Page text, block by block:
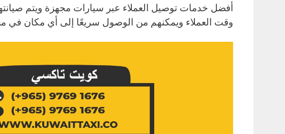
أفضل خدمات توصيل العملاء عبر سيارات مجهزة ويتم
وقت العملاء ويمكنهم من الوصول سريعًا إلى أي مكان في